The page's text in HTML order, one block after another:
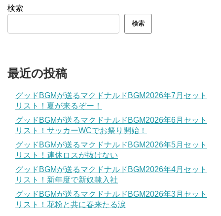
検索
検索
最近の投稿
グッドBGMが送るマクドナルドBGM2026年7月セット
リスト！夏が来るぞー！
グッドBGMが送るマクドナルドBGM2026年6月セット
リスト！サッカーWCでお祭り開始！
グッドBGMが送るマクドナルドBGM2026年5月セット
リスト！連休ロスが抜けない
グッドBGMが送るマクドナルドBGM2026年4月セット
リスト！新年度で新奴隷入社
グッドBGMが送るマクドナルドBGM2026年3月セット
リスト！花粉と共に春来たる涙